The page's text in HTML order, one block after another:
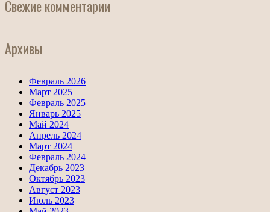
Свежие комментарии
Архивы
Февраль 2026
Март 2025
Февраль 2025
Январь 2025
Май 2024
Апрель 2024
Март 2024
Февраль 2024
Декабрь 2023
Октябрь 2023
Август 2023
Июль 2023